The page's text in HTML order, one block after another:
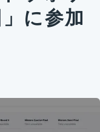
に参加